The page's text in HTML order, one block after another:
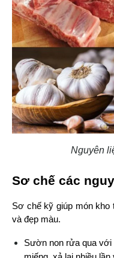
Nguyên
Sơ chế các
Sơ chế kỹ giúp món kho
và đẹp màu.
Sườn non rửa qua